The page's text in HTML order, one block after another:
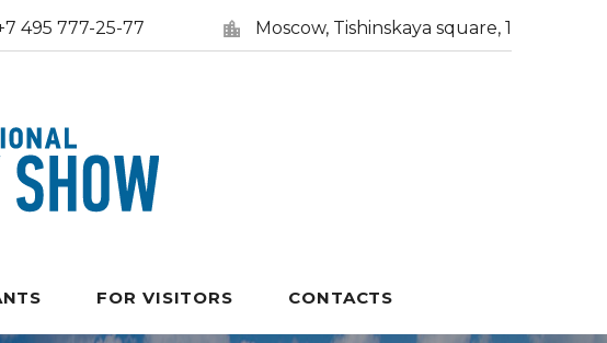
495 777-25-77 Moscow, Tishinskaya square, 1
FOR VISITORS CONTACTS